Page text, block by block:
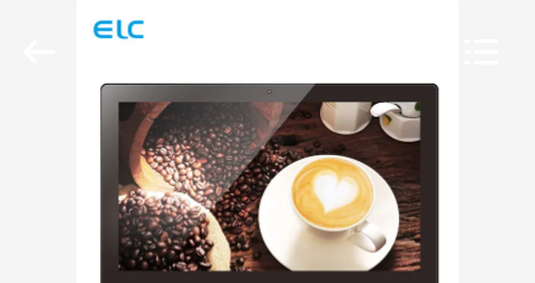
MAISON
PRODUITS